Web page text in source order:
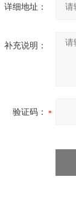
详细地址：
补充说明：
验证码：